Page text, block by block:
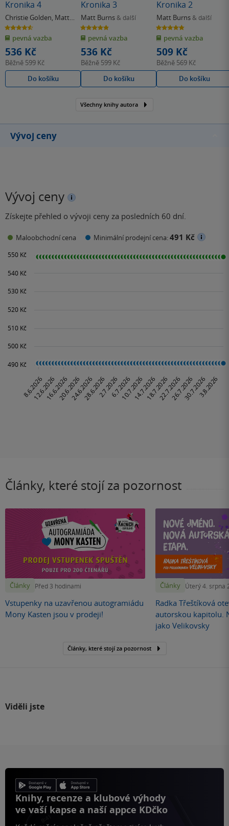
Kronika 4
Christie Golden, Matt
Burns
4.6
z
5
hvězdiček
pevná vazba
536 Kč
Běžně 599 Kč
Do košíku
Kronika 3
Matt Burns & další
4.9
z
5
hvězdiček
pevná vazba
536 Kč
Běžně 599 Kč
Do košíku
Kronika 2
Matt Burns & další
4.8
z
5
hvězdiček
pevná vazba
509 Kč
Běžně 569 Kč
Do košíku
Všechny knihy autora
Vývoj ceny
Vývoj ceny
Získejte přehled o vývoji ceny za posledních 60 dní.
Maloobchodní cena Minimální prodejní cena:491 Kč
Články, které stojí za pozornost
Články Před 3 hodinami
Vstupenky na uzavřenou autogramiádu
Mony Kasten jsou v prodeji!
Články Úterý 4. srpna
Radka Třeštíková
autorskou kapitolu.
jako Velikovsky
Články, které stojí za pozornost
Viděli jste
Knihy, recenze a klubové výhody
ve vaší kapse a naší appce KDčko